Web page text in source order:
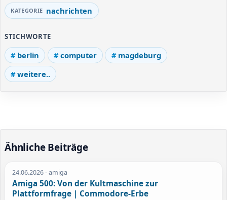
nachrichten
STICHWORTE
berlin computer
magdeburg
weitere..
Ähnliche Beiträge
24.06.2026- amiga
Amiga 500: Von der Kultmaschine zur
Plattformfrage | Commodore-Erbe